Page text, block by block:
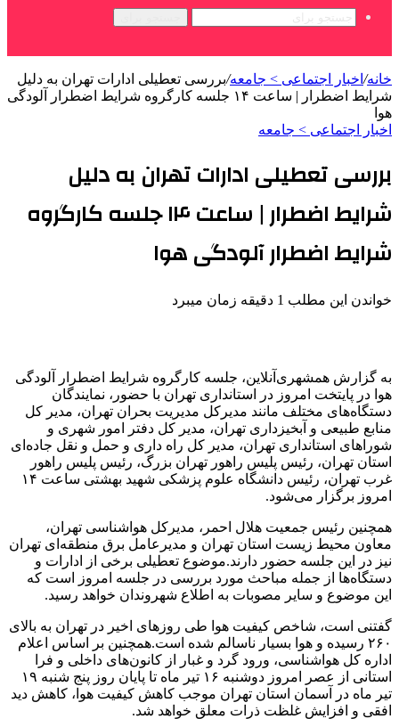
خانه/ اخبار اجتماعی > جامعه/بررسی تعطیلی ادارات تهران به دلیل
شرایط اضطرار | ساعت ۱۴ جلسه کارگروه شرایط اضطرار آلودگی
هوا
اخبار اجتماعی > جامعه
بررسی تعطیلی ادارات تهران به دلیل
شرایط اضطرار | ساعت ۱۴ جلسه کارگروه
شرایط اضطرار آلودگی هوا
خواندن این مطلب 1 دقیقه زمان میبرد
به گزارش همشهری‌آنلاین، جلسه کارگروه شرایط اضطرار آلودگی
هوا در پایتخت امروز در استانداری تهران با حضور، نمایندگان
دستگاه‌های مختلف مانند مدیرکل مدیریت بحران تهران، مدیر کل
منابع طبیعی و آبخیزداری تهران، مدیر کل دفتر امور شهری و
شوراهای استانداری تهران، مدیر کل راه داری و حمل و نقل جاده‌ای
استان تهران، رئیس پلیس راهور تهران بزرگ، رئیس پلیس راهور
غرب تهران، رئیس دانشگاه علوم پزشکی شهید بهشتی ساعت ۱۴
امروز برگزار می‌شود.
همچنین رئیس جمعیت هلال احمر، مدیرکل هواشناسی تهران،
معاون محیط زیست استان تهران و مدیرعامل برق منطقه‌ای تهران
نیز در این جلسه حضور دارند.موضوع تعطیلی برخی از ادارات و
دستگاه‌ها از جمله مباحث مورد بررسی در جلسه امروز است که
این موضوع و سایر مصوبات به اطلاع شهروندان خواهد رسید.
گفتنی است، شاخص کیفیت هوا طی روزهای اخیر در تهران به بالای
۲۶۰ رسیده و هوا بسیار ناسالم شده است.همچنین بر اساس اعلام
اداره کل هواشناسی، ورود گرد و غبار از کانون‌های داخلی و فرا
استانی از عصر امروز دوشنبه ۱۶ تیر ماه تا پایان روز پنج شنبه ۱۹
تیر ماه در آسمان استان تهران موجب کاهش کیفیت هوا، کاهش دید
افقی و افزایش غلظت ذرات معلق خواهد شد.